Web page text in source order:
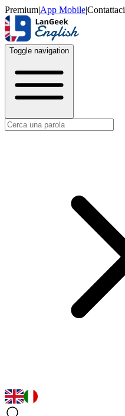
Premium|App Mobile|Contattaci
Toggle navigation